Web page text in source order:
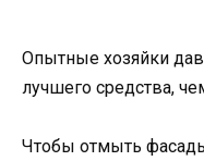
Опытные хозяйки
лучшего средства,
Чтобы отмыть